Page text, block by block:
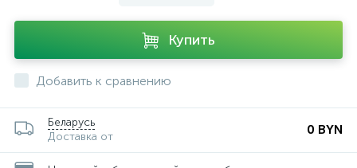
Купить
Добавить к сравнению
Беларусь
Доставка от
0 BYN